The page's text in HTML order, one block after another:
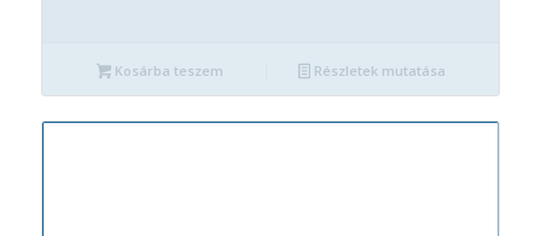
Kosárba teszem Részletek mutatása